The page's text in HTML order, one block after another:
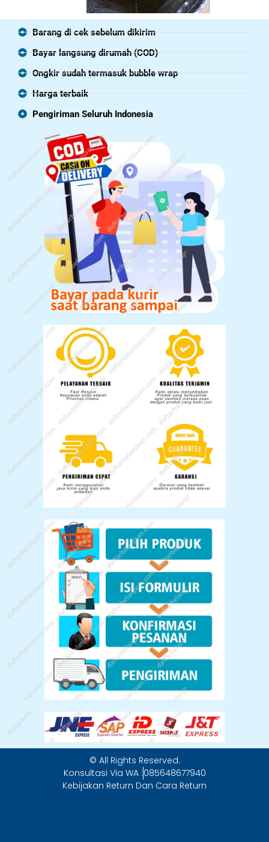
Barang di cek sebelum dikirim
Bayar langsung dirumah (COD)
Ongkir sudah termasuk bubble wrap
Harga terbaik
Pengiriman Seluruh Indonesia
© All Rights Reserved.
Konsultasi Via WA :085648677940
Kebijakan Return Dan Cara Return